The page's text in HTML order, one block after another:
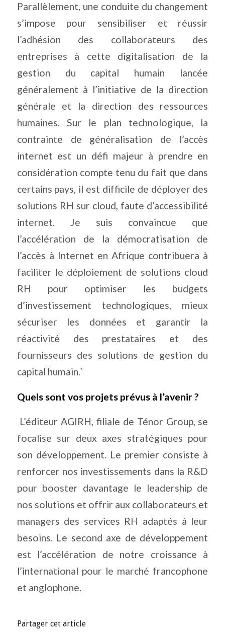
Parallèlement, une conduite du changement
s’impose pour sensibiliser et réussir
l’adhésion des collaborateurs des
entreprises à cette digitalisation de la
gestion du capital humain lancée
généralement à l’initiative de la direction
générale et la direction des ressources
humaines. Sur le plan technologique, la
contrainte de généralisation de l’accès
internet est un défi majeur à prendre en
considération compte tenu du fait que dans
certains pays, il est difficile de déployer des
solutions RH sur cloud, faute d’accessibilité
internet. Je suis convaincue que
l’accélération de la démocratisation de
l’accès à Internet en Afrique contribuera à
faciliter le déploiement de solutions cloud
RH pour optimiser les budgets
d’investissement technologiques, mieux
sécuriser les données et garantir la
réactivité des prestataires et des
fournisseurs des solutions de gestion du
capital humain.`
Quels sont vos projets prévus à l’avenir ?
L’éditeur AGIRH, filiale de Ténor Group, se
focalise sur deux axes stratégiques pour
son développement. Le premier consiste à
renforcer nos investissements dans la R&D
pour booster davantage le leadership de
nos solutions et offrir aux collaborateurs et
managers des services RH adaptés à leur
besoins. Le second axe de développement
est l’accélération de notre croissance à
l’international pour le marché francophone
et anglophone.
Partager cet article